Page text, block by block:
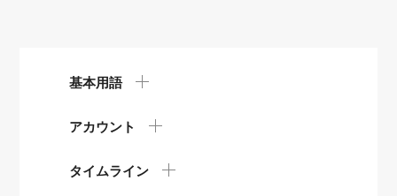
基本用語
アカウント
タイムライン